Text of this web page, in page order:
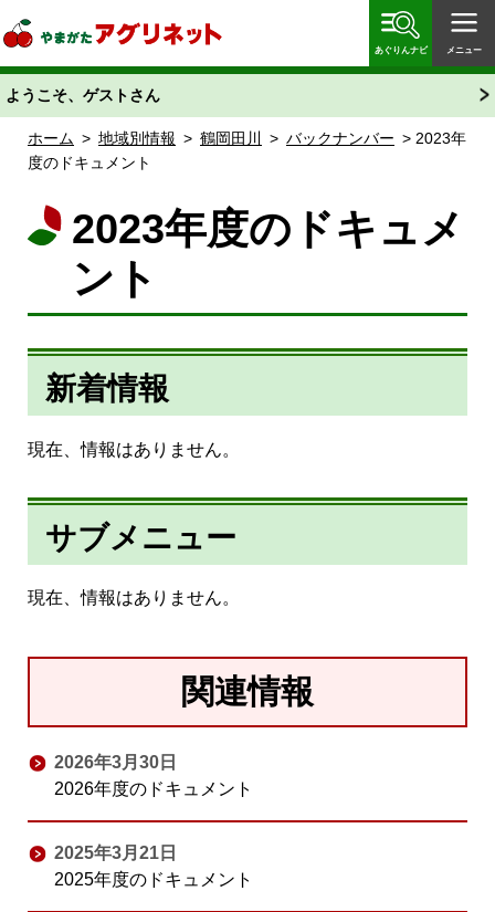
「あぐりん」
あぐりんナビ メニュー
ようこそ、ゲストさん
ホーム > 地域別情報 > 鶴岡田川 > バックナンバー > 2023年
度のドキュメント
2023年度のドキュメ
ント
新着情報
現在、情報はありません。
サブメニュー
現在、情報はありません。
関連情報
2026年3月30日
2026年度のドキュメント
2025年3月21日
2025年度のドキュメント